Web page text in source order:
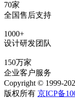
70家
全国售后支持
1000+
设计研发团队
150万家
企业客户服务
Copyright © 1999-
版权所有 京ICP备